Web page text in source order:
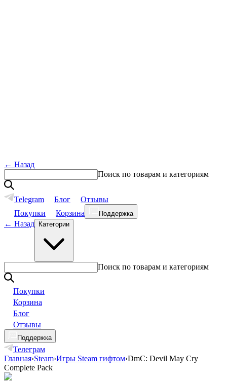
← Назад
Поиск по товарам и категориям
Telegram Блог
Отзывы
Покупки
Корзина Поддержка
← Назад Категории
Поиск по товарам и категориям
Покупки
Корзина
Блог
Отзывы
Поддержка
Телеграм
Главная›Steam›Игры Steam гифтом›DmC: Devil May Cry
Complete Pack